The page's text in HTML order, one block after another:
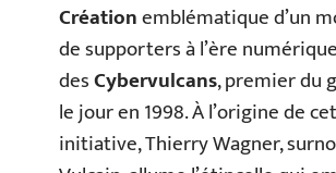
Créationemblématique d’un
de supporters à l’ère
desCybervulcans, premier du
le jour en 1998. À l’origine de
initiative, Thierry Wagner,